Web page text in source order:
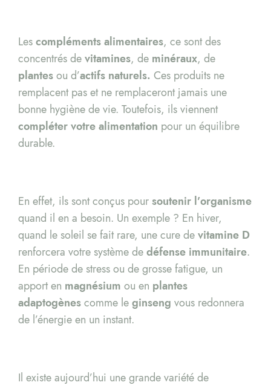
Lescompléments alimentaires, ce sont des
concentrés devitamines, de minéraux, de
plantesou d’actifs naturels. Ces produits ne
remplacent pas et ne remplaceront jamais une
bonne hygiène de vie. Toutefois, ils viennent
compléter votre alimentation pour un équilibre
durable.
En effet, ils sont conçus pour soutenir l’organisme
quand il en a besoin. Un exemple ? En hiver,
quand le soleil se fait rare, une cure devitamine D
renforcera votre système dedéfense immunitaire.
En période de stress ou de grosse fatigue, un
apport en magnésium ou en plantes
adaptogènescomme leginseng vous redonnera
de l’énergie en un instant.
Il existe aujourd’hui une grande variété de